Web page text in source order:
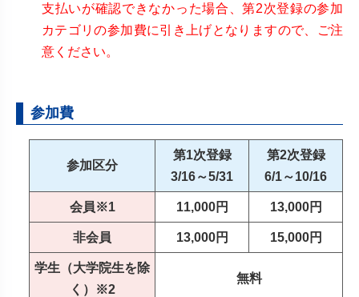
支払いが確認できなかった場合、第2次登録の参加
カテゴリの参加費に引き上げとなりますので、ご注
意ください。
参加費
参加区分
第1次登録
3/16～5/31
第2次登録
6/1～10/16
会員※1 11,000円 13,000円
非会員 13,000円 15,000円
学生（大学院生を除
く）※2
無料